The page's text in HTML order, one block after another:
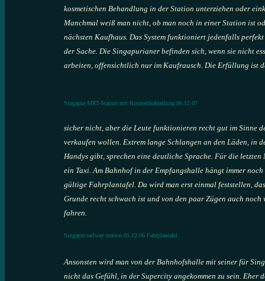
kosmetischen Behandlung in der Station unterziehen oder
Manchmal weiß man nicht, ob man noch in einer Station ist
nächsten Kaufhaus. Das System funktioniert jedenfalls
der Sache. Die Singapurianer befinden sich, wenn sie nicht
arbeiten, offensichtlich nur im Kaufrausch. Die Erfüllung ist
Singapur MRT-Station mit Kosmetikabteilung 06.12.07
sicher nicht, aber die Leute funktionieren recht gut im Sinne
verkaufen wollen. Extrem lange Schlangen an den Läden, in
Handys gibt, sprechen eine deutliche Sprache. Für die
ein Taxi. Am Bahnhof in der Empfangshalle hängt immer
gültige Fahrplantafel. Da wird man erst einmal feststellen,
Grunde recht schwach ist und von den paar Zügen auch noch
fahren.
Singapur railway station 05.12.06 Fahrplantafel
Ansonsten wird man von der Bahnhofshalle mit seiner für
nicht das Gefühl, in der Supercity angekommen zu sein. Eher